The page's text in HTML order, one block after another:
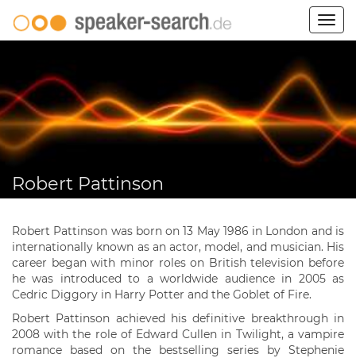
Robert Pattinson
Robert Pattinson was born on 13 May 1986 in London and is
internationally known as an actor, model, and musician. His
career began with minor roles on British television before
he was introduced to a worldwide audience in 2005 as
Cedric Diggory in Harry Potter and the Goblet of Fire.
Robert Pattinson achieved his definitive breakthrough in
2008 with the role of Edward Cullen in Twilight, a vampire
romance based on the bestselling series by Stephenie